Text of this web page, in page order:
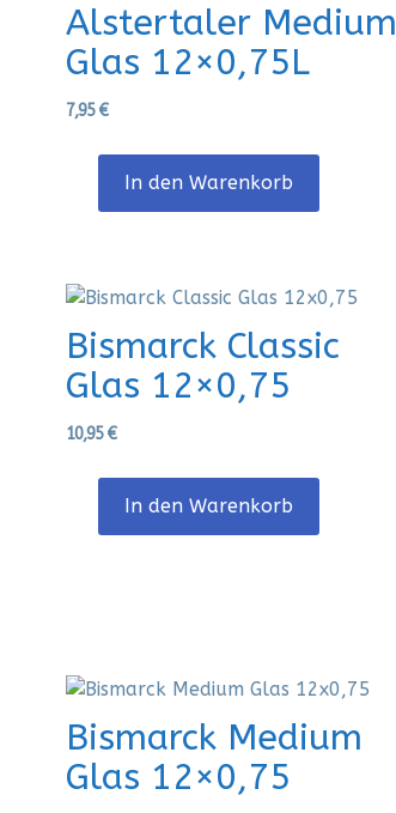
Alstertaler Medium
Glas 12×0,75L
7,95€
In den Warenkorb
Bismarck Classic
Glas 12×0,75
10,95€
In den Warenkorb
Bismarck Medium
Glas 12×0,75